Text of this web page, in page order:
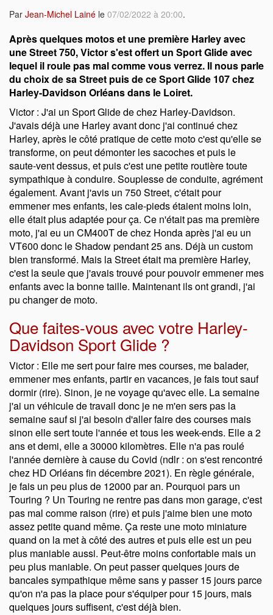
Par Jean-Michel Lainé le 07/02/2022 à 20:00.
Après quelques motos et une première Harley avec
une Street 750, Victor s'est offert un Sport Glide avec
lequel il roule pas mal comme vous verrez. Il nous parle
du choix de sa Street puis de ce Sport Glide 107 chez
Harley-Davidson Orléans dans le Loiret.
Victor : J'ai un Sport Glide de chez Harley-Davidson.
J'avais déjà une Harley avant donc j'ai continué chez
Harley, après le côté pratique de cette moto c'est qu'elle se
transforme, on peut démonter les sacoches et puis le
saute-vent dessus, et puis c'est une petite routière toute
sympathique à conduire. Souplesse de conduite, agrément
également. Avant j'avis un 750 Street, c'était pour
emmener mes enfants, les cale-pieds étaient moins loin,
elle était plus adaptée pour ça. Ce n'était pas ma première
moto, j'ai eu un CM400T de chez Honda après j'ai eu un
VT600 donc le Shadow pendant 25 ans. Déjà un custom
bien transformé. Mais la Street était ma première Harley,
c'est la seule que j'avais trouvé pour pouvoir emmener mes
enfants avec la bonne taille. Maintenant ils ont grandi, j'ai
pu changer de moto.
Que faites-vous avec votre Harley-
Davidson Sport Glide ?
Victor : Elle me sert pour faire mes courses, me balader,
emmener mes enfants, partir en vacances, je fais tout sauf
dormir (rire). Sinon, je ne voyage qu'avec elle. La semaine
j'ai un véhicule de travail donc je ne m'en sers pas la
semaine sauf si j'ai besoin d'aller faire des courses mais
sinon elle sert toute l'année et tous les week-ends. Elle a 2
ans et demi, elle a 30000 kilomètres. Elle n'a pas roulé
l'année dernière à cause du Covid (ndlr : on s'est rencontré
chez HD Orléans fin décembre 2021). En règle générale,
je fais un peu plus de 12000 par an. Pourquoi pars un
Touring ? Un Touring ne rentre pas dans mon garage, c'est
pas mal comme raison (rire) et puis j'aime bien une moto
assez petite quand même. Ça reste une moto miniature
quand on la met à côté des autres et puis elle est un peu
plus maniable aussi. Peut-être moins confortable mais un
peu plus maniable. On peut passer quelques jours de
bancales sympathique même sans y passer 15 jours parce
qu'on n'a pas la place pour s'équiper pour 15 jours, mais
quelques jours suffisent, c'est déjà bien.